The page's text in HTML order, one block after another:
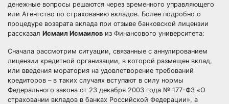
денежные вопросы решаются через временного управляющего
или Агентство по страхованию вкладов. Более подробно о
процедуре возврата вклада при отзыве банковской лицензии
рассказал Исмаил Исмаилов из Финансового университета:
Сначала рассмотрим ситуации, связанные с аннулированием
лицензии кредитной организации, в которой размещен вклад,
или введения моратория на удовлетворение требований
кредиторов – в таких случаях вступают в силу нормы
Федерального закона от 23 декабря 2003 года № 177-ФЗ «О
страховании вкладов в банках Российской Федерации», а